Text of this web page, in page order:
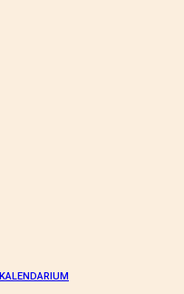
KALENDARIUM